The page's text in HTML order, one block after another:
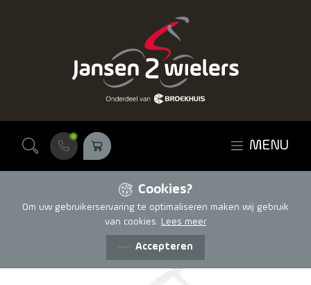
MENU
Cookies?
Om uw gebruikerservaring te optimaliseren maken wij gebruik
van cookies. Lees meer
Accepteren